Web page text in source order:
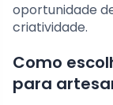
oportunidade
criatividade.
Como
para